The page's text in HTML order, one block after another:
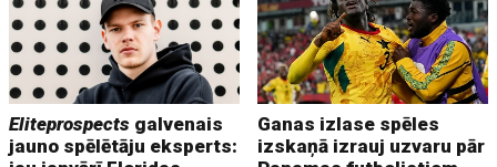
Eliteprospects galvenais
jauno spēlētāju eksperts:
Ganas izlase spēles
izskaņā izrauj uzvaru pār